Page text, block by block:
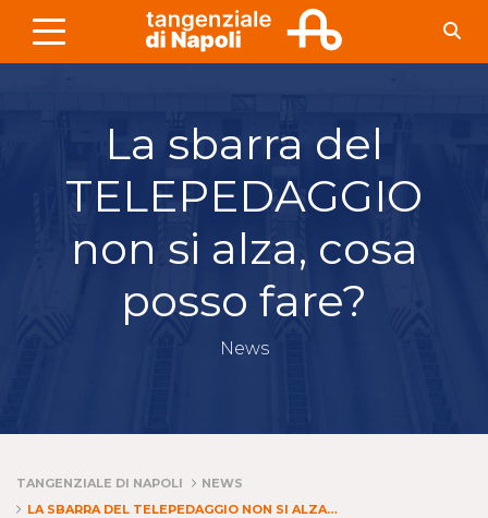
Skip to Main Content
La sbarra del
TELEPEDAGGIO
non si alza, cosa
posso fare?
News
TANGENZIALE DI NAPOLI
NEWS
LA SBARRA DEL TELEPEDAGGIO NON SI ALZA, COSA POSSO FARE?